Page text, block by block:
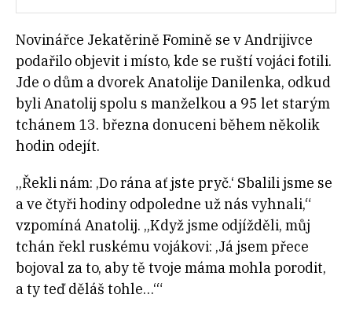
Novinářce Jekatěrině Fomině se v Andrijivce
podařilo objevit i místo, kde se ruští vojáci fotili.
Jde o dům a dvorek Anatolije Danilenka, odkud
byli Anatolij spolu s manželkou a 95 let starým
tchánem 13. března donuceni během několik
hodin odejít.
„Řekli nám: ‚Do rána ať jste pryč.‘ Sbalili jsme se
a ve čtyři hodiny odpoledne už nás vyhnali,“
vzpomíná Anatolij. „Když jsme odjížděli, můj
tchán řekl ruskému vojákovi: ‚Já jsem přece
bojoval za to, aby tě tvoje máma mohla porodit,
a ty teď děláš tohle…‘“